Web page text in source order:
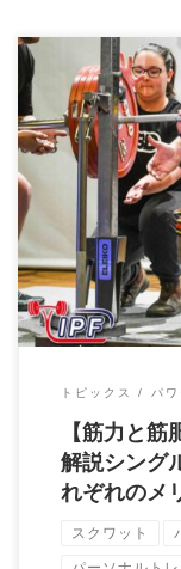
【筋力と筋肥大の
ぞれのメリットと
トピックス パ
【筋力と
解説シング
れぞれのメ
スクワット